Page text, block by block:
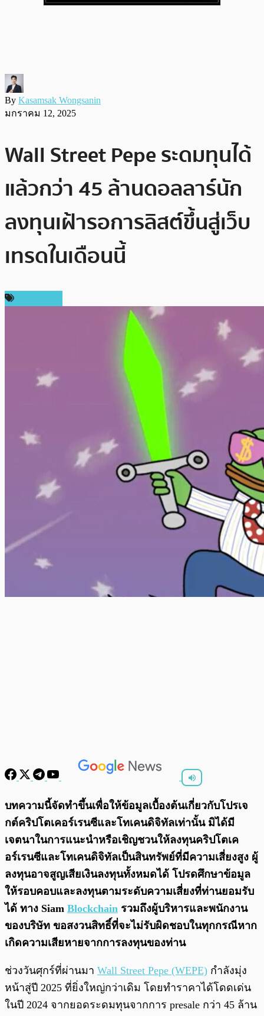
By Kasamsak Wongsanin
มกราคม 12, 2025
Wall Street Pepe ระดมทุนได้
แล้วกว่า 45 ล้านดอลลาร์นัก
ลงทุนเฝ้ารอการลิสต์ขึ้นสู่เว็บ
เทรดในเดือนนี้
พร้อมเล่น 0:00/0:00
บทความนี้จัดทำขึ้นเพื่อให้ข้อมูลเบื้องต้นเกี่ยวกับโปรเจ
กต์คริปโตเคอร์เรนซีและโทเคนดิจิทัลเท่านั้น มิได้มี
เจตนาในการแนะนำหรือเชิญชวนให้ลงทุนคริปโตเค
อร์เรนซีและโทเคนดิจิทัลเป็นสินทรัพย์ที่มีความเสี่ยงสูง ผู้
ลงทุนอาจสูญเสียเงินลงทุนทั้งหมดได้ โปรดศึกษาข้อมูล
ให้รอบคอบและลงทุนตามระดับความเสี่ยงที่ท่านยอมรับ
ได้ ทาง Siam Blockchain รวมถึงผู้บริหารและพนักงาน
ของบริษัท ขอสงวนสิทธิ์ที่จะไม่รับผิดชอบในทุกกรณีหาก
เกิดความเสียหายจากการลงทุนของท่าน
ช่วงวันศุกร์ที่ผ่านมา Wall Street Pepe (WEPE) กำลังมุ่ง
หน้าสู่ปี 2025 ที่ยิ่งใหญ่กว่าเดิม โดยทำราคาได้โดดเด่น
ในปี 2024 จากยอดระดมทุนจากการ presale กว่า 45 ล้าน